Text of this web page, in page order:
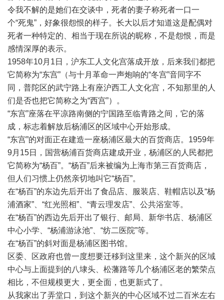
令我不解的是她们在交谈中，死者的妻子称死者一口一
个“死鬼”，好象很怨恨的样子。长大以后才知道这是配偶对
死者一种特定的、相当于现在所说的昵称，不是怨恨，而是
感情深厚的表示。
1958年10月1日，沪东工人文化宫落成开放，后来我们都把
它简称为“东宫”（与十月革命一声炮响的“冬宫”音同字不
同，普陀区的武宁路上有座沪西工人文化宫，不知那里的人
们是否也把它简称之为“西宫”）。
“东宫”座落在平凉路南侧的宁国路至临青路之间，它的落
成，标志着解放后杨浦区的区域中心开始形成。
“东宫”的对面正在建造一座杨浦区最大的百货商店。1959年
9月15日，国营杨浦百货商店建成开业，杨浦区的人民都把
它简称为“杨百”。“杨百”后来被编为上海市第三百货商店，
但人们习惯上仍然亲切地叫它“杨百”。
在“杨百”的东边先后开出了食品店、服装店、鞋帽店以及“杨
浦酒家”、“红光照相”、“青云理发店”、公共浴室等。
在“杨百”的西边先后开出了银行、邮局、新华书店、杨浦区
中心小学、“杨浦游泳池”、“纺二医院”等。
在“杨百”的斜对面是杨浦区图书馆。
区委、区政府也曾一度想要迁移到这里来，这个新兴的区域
中心与上面提到的八埭头、松藩路等几个杨浦区老的繁荣点
相比，不但规模更大，更全面，也更新式了。
从我家出了弄堂口，到这个新兴的中心区域不过二百米左右